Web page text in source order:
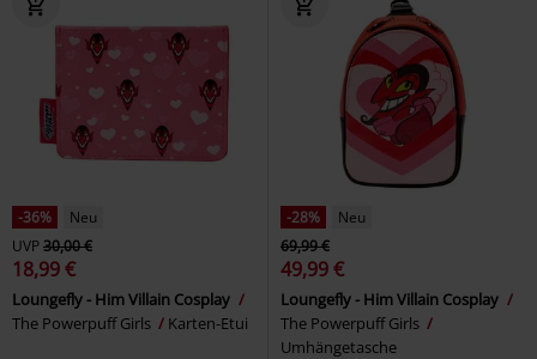
-36%
Neu
UVP30,00 €
18,99 €
Loungefly - Him Villain Cosplay
The Powerpuff Girls
Karten-Etui
-28%
Neu
69,99 €
49,99 €
Loungefly - Him Villain Cosplay
The Powerpuff Girls
Umhängetasche